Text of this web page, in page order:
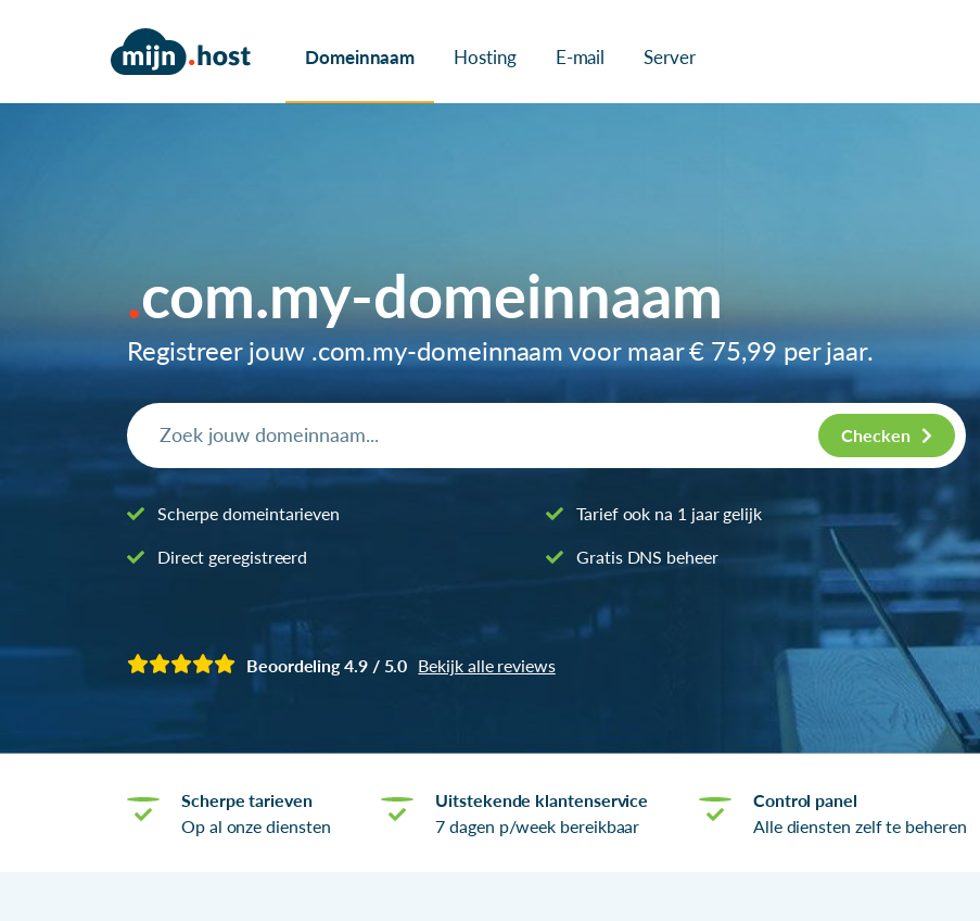
Domeinnaam Hosting E-mail Server
com.my-domeinnaam
Registreer jouw .com.my-domeinnaam voor maar€ 75,99 per jaar.
Checken
Scherpe domeintarieven
Direct geregistreerd
Tarief ook na 1 jaar gelijk
Gratis DNS beheer
Beoordeling 4.9 / 5.0 Bekijk alle reviews
Scherpe tarieven
Op al onze diensten
Uitstekende klantenservice
7 dagen p/week bereikbaar
Control panel
Alle diensten zelf te beheren